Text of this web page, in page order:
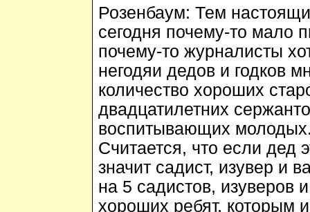
Розенбаум: Тем
сегодня почему-то мало
почему-то журналисты
негодяи дедов и годков
количество хороших
двадцатилетних
воспитывающих
Считается, что если дед
значит садист, изувер и
на 5 садистов, изуверов
хороших ребят, которым